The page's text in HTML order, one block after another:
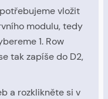
vložit
modulu, tedy
1. Row
tak zapíše do D2,
a rozklikněte si v